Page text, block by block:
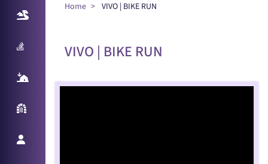
Realidade Aumentada
Sampling Machine
React Table
Home VIVO | BIKE RUN
VIVO | BIKE RUN